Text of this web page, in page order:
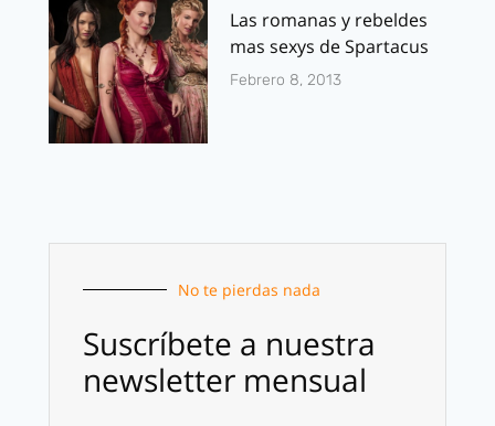
Las romanas y rebeldes
mas sexys de Spartacus
Febrero 8, 2013
No te pierdas nada
Suscríbete a nuestra
newsletter mensual